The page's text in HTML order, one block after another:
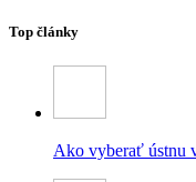
Top články
Ako vyberať ústnu